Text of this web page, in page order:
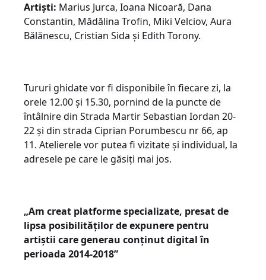
Artiști: Marius Jurca, Ioana Nicoară, Dana
Constantin, Mădălina Trofin, Miki Velciov, Aura
Bălănescu, Cristian Sida și Edith Torony.
Tururi ghidate vor fi disponibile în fiecare zi, la
orele 12.00 și 15.30, pornind de la puncte de
întâlnire din Strada Martir Sebastian Iordan 20-
22 și din strada Ciprian Porumbescu nr 66, ap
11. Atelierele vor putea fi vizitate și individual, la
adresele pe care le găsiți mai jos.
„Am creat platforme specializate, presat de
lipsa posibilităților de expunere pentru
artiștii care generau conținut digital în
perioada 2014-2018”